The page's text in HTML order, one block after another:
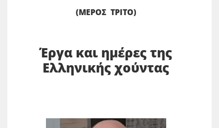
(ΜΕΡΟΣ ΤΡΙΤΟ)
Έργα και ημέρες της
Ελληνικής χούντας